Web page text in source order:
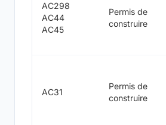
AC298
AC44
AC45
Permis de
construire
AC31
Permis de
construire